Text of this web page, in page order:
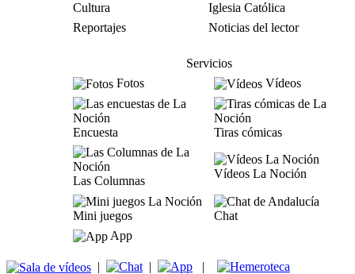
Cultura
Iglesia Católica
Reportajes
Noticias del lector
Servicios
Fotos
Vídeos
Encuesta Tiras cómicas
Las Columnas
Vídeos La Noción
Mini juegos
Chat
App
| | |